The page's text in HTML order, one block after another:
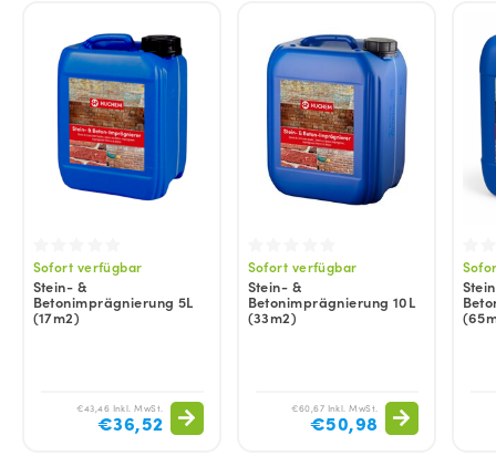
Sofort verfügbar
Stein- &
Betonimprägnierung 5L
(17m2)
€43,46 Inkl. MwSt.
€36,52
Sofort verfügbar
Stein- &
Betonimprägnierung 10L
(33m2)
€60,67 Inkl. MwSt.
€50,98